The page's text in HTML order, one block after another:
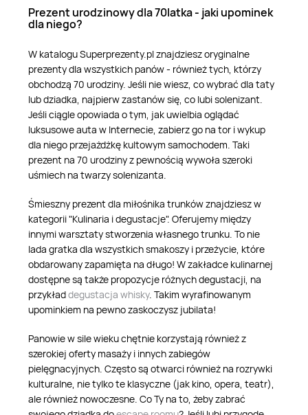
Prezent urodzinowy dla 70latka - jaki upominek
dla niego?
W katalogu Superprezenty.pl znajdziesz oryginalne
prezenty dla wszystkich panów - również tych, którzy
obchodzą 70 urodziny. Jeśli nie wiesz, co wybrać dla taty
lub dziadka, najpierw zastanów się, co lubi solenizant.
Jeśli ciągle opowiada o tym, jak uwielbia oglądać
luksusowe auta w Internecie, zabierz go na tor i wykup
dla niego przejażdżkę kultowym samochodem. Taki
prezent na 70 urodziny z pewnością wywoła szeroki
uśmiech na twarzy solenizanta.
Śmieszny prezent dla miłośnika trunków znajdziesz w
kategorii "Kulinaria i degustacje". Oferujemy między
innymi warsztaty stworzenia własnego trunku. To nie
lada gratka dla wszystkich smakoszy i przeżycie, które
obdarowany zapamięta na długo! W zakładce kulinarnej
dostępne są także propozycje różnych degustacji, na
przykładdegustacja whisky. Takim wyrafinowanym
upominkiem na pewno zaskoczysz jubilata!
Panowie w sile wieku chętnie korzystają również z
szerokiej oferty masaży i innych zabiegów
pielęgnacyjnych. Często są otwarci również na rozrywki
kulturalne, nie tylko te klasyczne (jak kino, opera, teatr),
ale również nowoczesne. Co Ty na to, żeby zabrać